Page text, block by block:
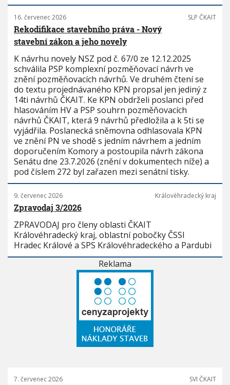
16. červenec 2026 SLP ČKAIT
Rekodifikace stavebního práva - Nový
stavební zákon a jeho novely
K návrhu novely NSZ pod č. 67/0 ze 12.12.2025
schválila PSP komplexní pozměňovací návrh ve
znění pozměňovacích návrhů. Ve druhém čtení se
do textu projednávaného KPN propsal jen jediný z
14ti návrhů ČKAIT. Ke KPN obdrželi poslanci před
hlasováním HV a PSP souhrn pozměňovacích
návrhů ČKAIT, která 9 návrhů předložila a k 5ti se
vyjádřila. Poslanecká sněmovna odhlasovala KPN
ve znění PN ve shodě s jedním návrhem a jedním
doporučením Komory a postoupila návrh zákona
Senátu dne 23.7.2026 (znění v dokumentech níže) a
pod číslem 272 byl zařazen mezi senátní tisky.
9. červenec 2026 Královéhradecký kraj
Zpravodaj 3/2026
ZPRAVODAJ pro členy oblasti ČKAIT
Královéhradecký kraj, oblastní pobočky ČSSI
Hradec Králové a SPS Královéhradeckého a Pardubi
Reklama
7. červenec 2026 SVI ČKAIT